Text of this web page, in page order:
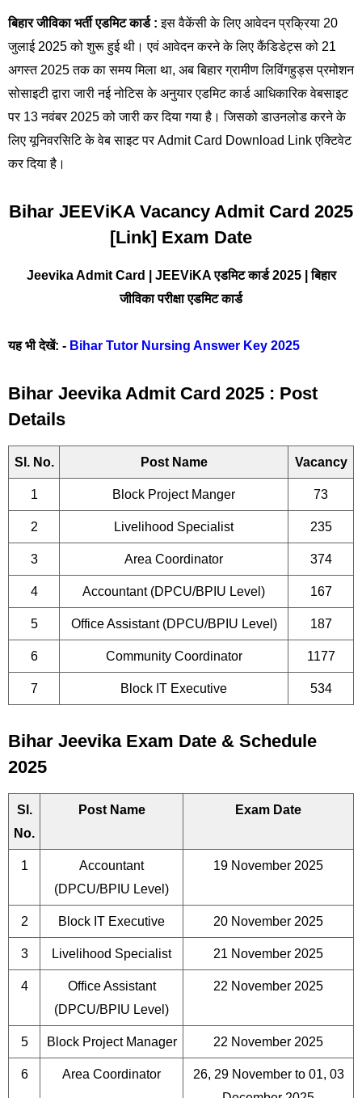
बिहार जीविका भर्ती एडमिट कार्ड : इस वैकेंसी के लिए आवेदन प्रक्रिया 20
जुलाई 2025 को शुरू हुई थी। एवं आवेदन करने के लिए कैंडिडेट्स को 21
अगस्त 2025 तक का समय मिला था, अब बिहार ग्रामीण लिविंगहुड्स प्रमोशन
सोसाइटी द्वारा जारी नई नोटिस के अनुयार एडमिट कार्ड आधिकारिक वेबसाइट
पर 13 नवंबर 2025 को जारी कर दिया गया है। जिसको डाउनलोड करने के
लिए यूनिवरसिटि के वेब साइट पर Admit Card Download Link एक्टिवेट
कर दिया है।
Bihar JEEViKA Vacancy Admit Card 2025
[Link] Exam Date
Jeevika Admit Card | JEEViKA एडमिट कार्ड 2025 | बिहार
जीविका परीक्षा एडमिट कार्ड
यह भी देखें: - Bihar Tutor Nursing Answer Key 2025
Bihar Jeevika Admit Card 2025 : Post
Details
Sl. No. Post Name Vacancy
1 Block Project Manger 73
2 Livelihood Specialist 235
3 Area Coordinator 374
4 Accountant (DPCU/BPIU Level) 167
5 Office Assistant (DPCU/BPIU Level) 187
6 Community Coordinator 1177
7 Block IT Executive 534
Bihar Jeevika Exam Date & Schedule
2025
Sl.
No.
Post Name Exam Date
1
Accountant
(DPCU/BPIU Level)
19 November 2025
2 Block IT Executive 20 November 2025
3 Livelihood Specialist 21 November 2025
4
Office Assistant
(DPCU/BPIU Level)
22 November 2025
5 Block Project Manager 22 November 2025
6 Area Coordinator
26, 29 November to 01, 03